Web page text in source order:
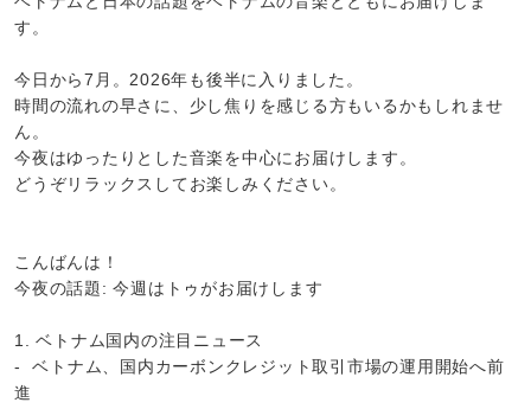
す。
今日から7月。2026年も後半に入りました。
時間の流れの早さに、少し焦りを感じる方もいるかもしれませ
ん。
今夜はゆったりとした音楽を中心にお届けします。
どうぞリラックスしてお楽しみください。
こんばんは！
今夜の話題: 今週はトゥがお届けします
1. ベトナム国内の注目ニュース
- ベトナム、国内カーボンクレジット取引市場の運用開始へ前
進